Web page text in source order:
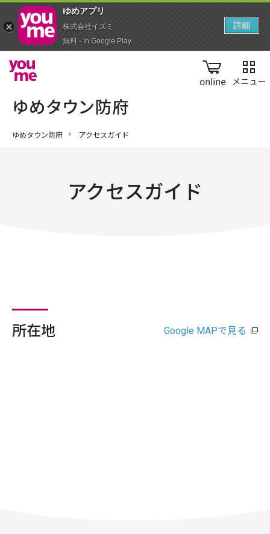
online
ゆめタウン防府 アクセスガイド
アクセスガイド
所在地 Google MAPで見る
ゆめアプ‪リ‬
株式会社イズミ
無料 - In Google Play
詳細